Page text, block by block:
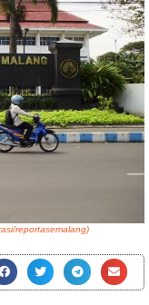
reportasemalang)